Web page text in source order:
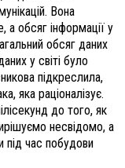
Вона
обсяг інформації у
обсяг даних
у світі було
підкреслила,
яка раціоналізує.
до того, як
несвідомо, а
час побудови